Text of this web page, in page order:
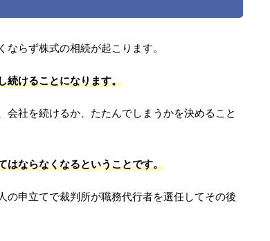
らず株式の相続が起こります。
続けることになります。
社を続けるか、たたんでしまうかを決めること
はならなくなるということです。
の申立てで裁判所が職務代行者を選任してその後